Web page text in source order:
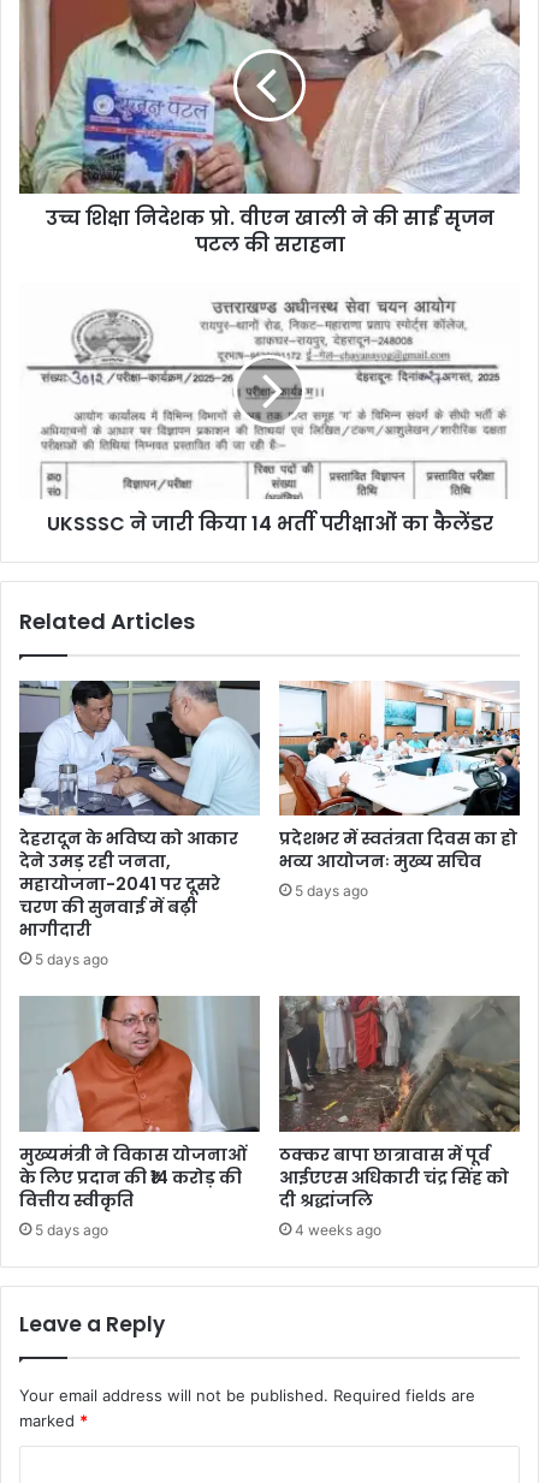
उच्च शिक्षा निदेशक प्रो. वीएन खाली ने की साईं सृजन
पटल की सराहना
UKSSSC ने जारी किया 14 भर्ती परीक्षाओं का कैलेंडर
Related Articles
देहरादून के भविष्य को आकार
देने उमड़ रही जनता,
महायोजना-2041 पर दूसरे
चरण की सुनवाई में बढ़ी
भागीदारी
5 days ago
प्रदेशभर में स्वतंत्रता दिवस का हो
भव्य आयोजनः मुख्य सचिव
5 days ago
मुख्यमंत्री ने विकास योजनाओं
के लिए प्रदान की ₹14 करोड़ की
वित्तीय स्वीकृति
5 days ago
ठक्कर बापा छात्रावास में पूर्व
आईएएस अधिकारी चंद्र सिंह को
दी श्रद्धांजलि
4 weeks ago
Leave a Reply
Your email address will not be published. Required fields are
marked *